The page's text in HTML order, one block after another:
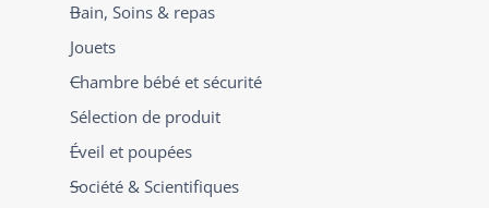
Bain, Soins & repas
Jouets
Chambre bébé et sécurité
Sélection de produit
Éveil et poupées
Société & Scientifiques